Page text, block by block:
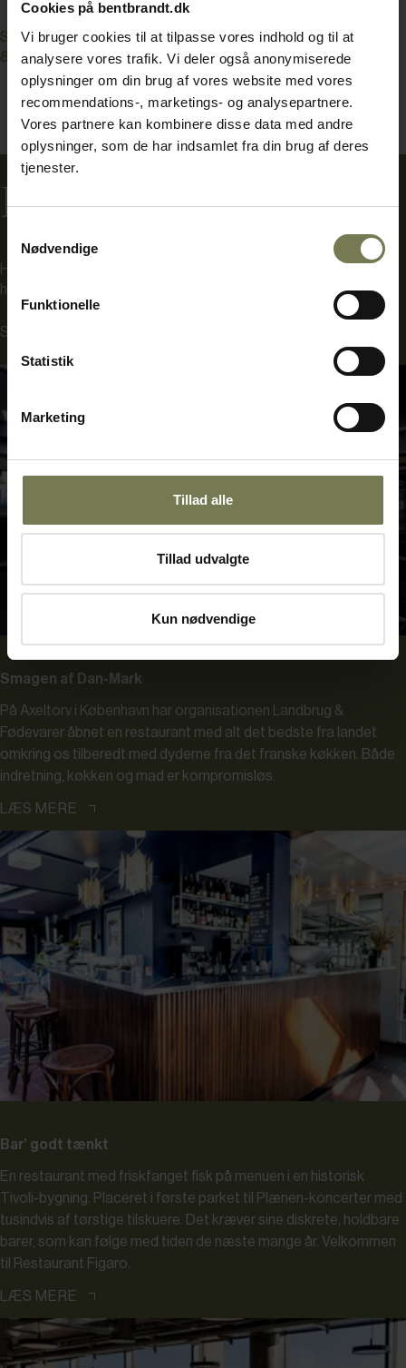
Cookies på bentbrandt.dk
Vi bruger cookies til at tilpasse vores indhold og til at
analysere vores trafik. Vi deler også anonymiserede
oplysninger om din brug af vores website med vores
recommendations-, marketings- og analysepartnere.
Vores partnere kan kombinere disse data med andre
oplysninger, som de har indsamlet fra din brug af deres
tjenester.
Nødvendige
Funktionelle
Statistik
Marketing
Tillad alle
Tillad udvalgte
Kun nødvendige
Se et udvalg af vores projektreferencer her- kontakt os på tlf.
8930 0000for at høre mere om hvordan vi kan hjælpe dig.
Smagen af Dan-Mark
På Axeltorv i København har organisationen Landbrug &
Fødevarer åbnet en restaurant med alt det bedste fra landet
omkring os tilberedt med dyderne fra det franske køkken. Både
indretning, køkken og mad er kompromisløs.
LÆS MERE
Bar’ godt tænkt
En restaurant med friskfanget fisk på menuen i en historisk
Tivoli-bygning. Placeret i første parket til Plænen-koncerter med
tusindvis af tørstige tilskuere. Det kræver sine diskrete, holdbare
barer, som kan følge med tiden de næste mange år. Velkommen
til Restaurant Figaro.
LÆS MERE
Projektreferencer
Her finder du et udvalg af vores projektreferencer. Læs om
hvordan vi har hjulpet vores kunder.
Se projektreferencer